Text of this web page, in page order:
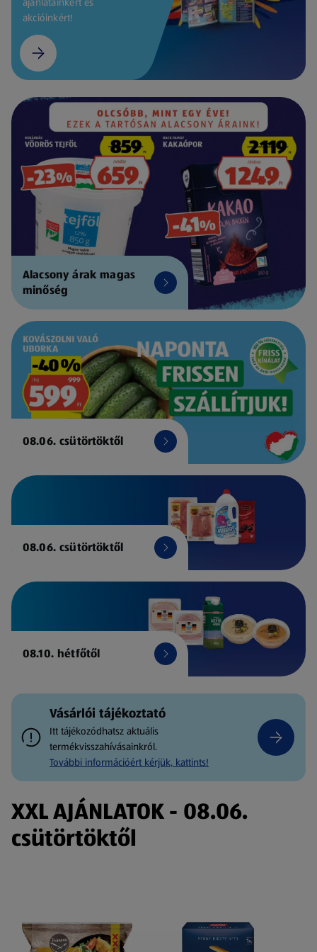
akcióinkért!
Alacsony árak magas
minőség
08.06. csütörtöktől
08.06. csütörtöktől
08.10. hétfőtől
Vásárlói tájékoztató
Itt tájékozódhatsz aktuális
termékvisszahívásainkról.
További információért kérjük, kattints!
XXL AJÁNLATOK - 08.06.
csütörtöktől